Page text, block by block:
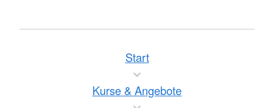
Start
Kurse & Angebote